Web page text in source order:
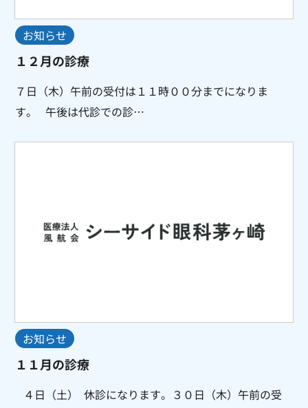
お知らせ
１２月の診療
７日（木）午前の受付は１１時００分までになりま
す。 午後は代診での診…
お知らせ
１１月の診療
４日（土） 休診になります。３０日（木）午前の受